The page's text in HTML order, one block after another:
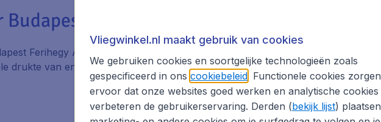
Ferihegy Airport
Ferihegy Airport rijd je over Route 4. De afstand vanaf het centrum van
drukte van en naar het centrum. Check op tijd de verkeerssituatie zodat je op
Vliegwinkel.nl maakt gebruik van cookies
We gebruiken cookies en soortgelijke technologieën zoals
gespecificeerd in ons cookiebeleid. Functionele cookies zorgen
ervoor dat onze websites goed werken en analytische cookies
verbeteren de gebruikerservaring. Derden (bekijk lijst) plaatsen